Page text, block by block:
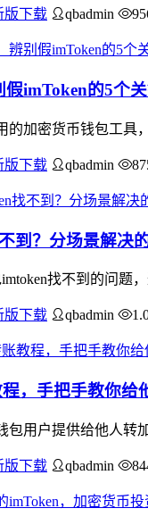
版下载 qbadmin
假imToken的5个
的加密货币钱包工具
版下载 qbadmin
到？分场景解决
找不到的问题
版下载 qbadmin
，手把手教你给
包用户提供给他人转
版下载 qbadmin